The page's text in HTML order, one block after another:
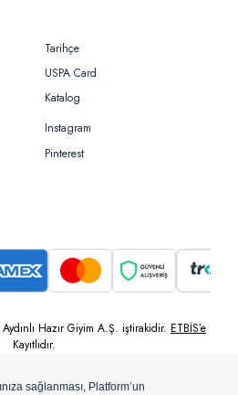
Tarihçe
USPA Card
Katalog
Instagram
Pinterest
Aydınlı Hazır Giyim A.Ş. iştirakidir. ETBİS’e
Kayıtlıdır.